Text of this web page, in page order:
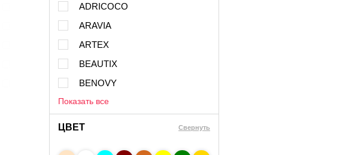
ADRICOCO
ARAVIA
ARTEX
BEAUTIX
BENOVY
Показать все
ЦВЕТ Свернуть